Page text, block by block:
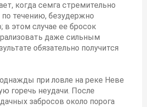
когда семга стремительно
по течению, безудержно
этом случае ее бросок
даже сильным
обязательно получится
при ловле на реке Неве
горечь неудачи. После
забросов около порога